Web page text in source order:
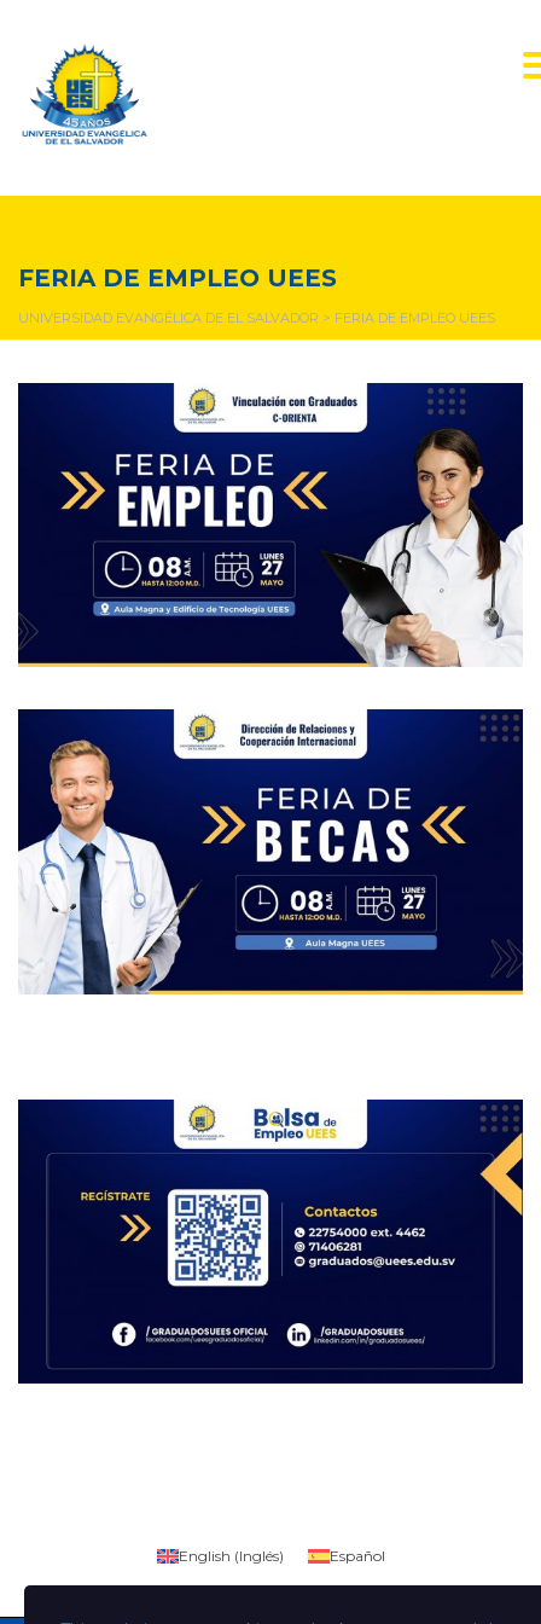
FERIA DE EMPLEO UEES
UNIVERSIDAD EVANGÉLICA DE EL SALVADOR > FERIA DE EMPLEO UEES
English (Inglés) Español